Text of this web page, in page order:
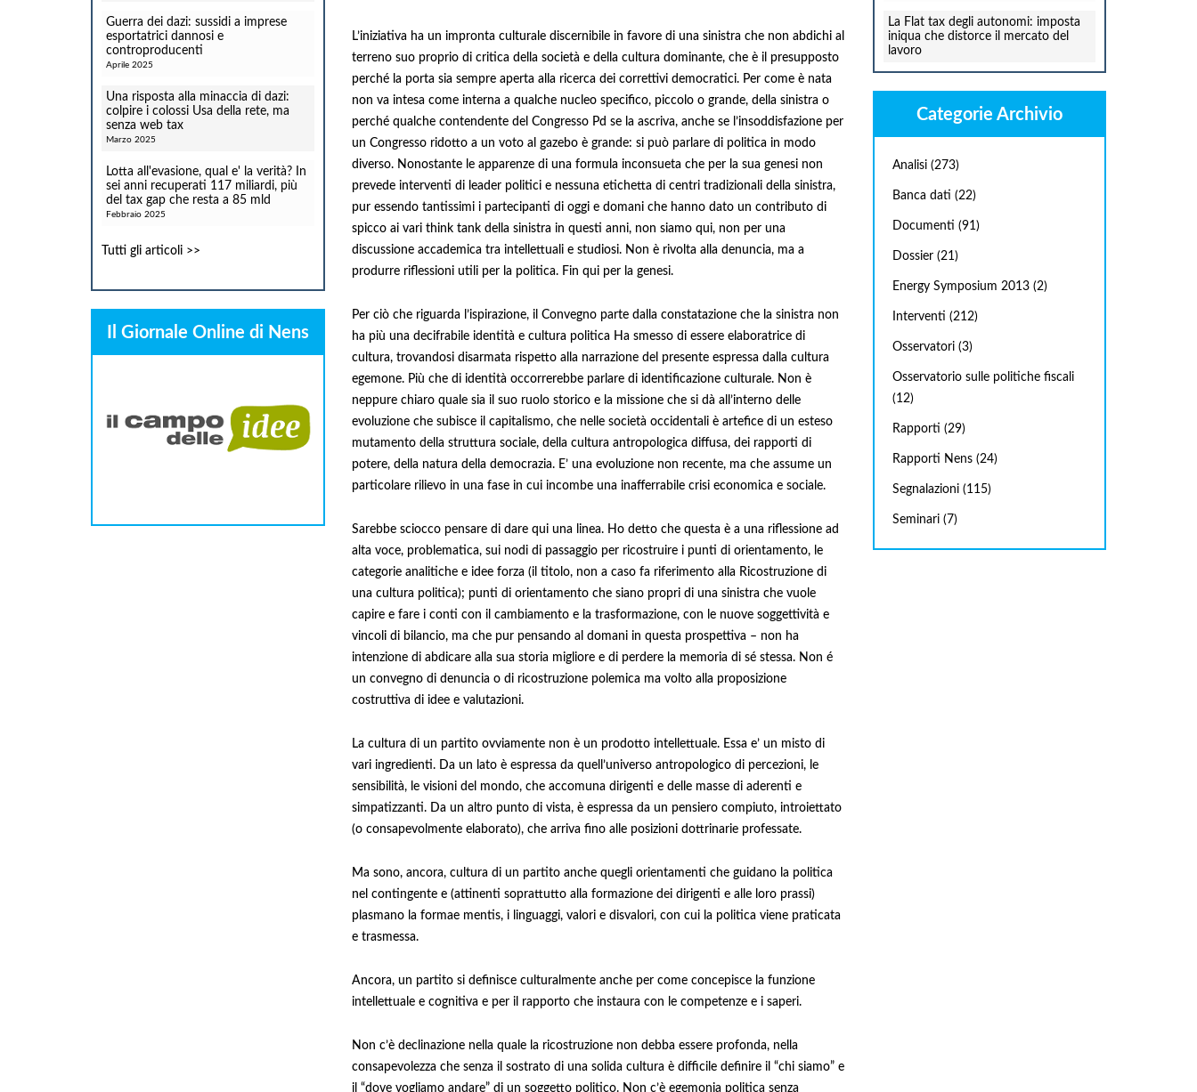
L’iniziativa ha un impronta culturale discernibile in favore di una sinistra che non abdichi al
terreno suo proprio di critica della società e della cultura dominante, che è il presupposto
perché la porta sia sempre aperta alla ricerca dei correttivi democratici. Per come è nata
non va intesa come interna a qualche nucleo specifico, piccolo o grande, della sinistra o
perché qualche contendente del Congresso Pd se la ascriva, anche se l’insoddisfazione per
un Congresso ridotto a un voto al gazebo è grande: si può parlare di politica in modo
diverso. Nonostante le apparenze di una formula inconsueta che per la sua genesi non
prevede interventi di leader politici e nessuna etichetta di centri tradizionali della sinistra,
pur essendo tantissimi i partecipanti di oggi e domani che hanno dato un contributo di
spicco ai vari think tank della sinistra in questi anni, non siamo qui, non per una
discussione accademica tra intellettuali e studiosi. Non è rivolta alla denuncia, ma a
produrre riflessioni utili per la politica. Fin qui per la genesi.
Per ciò che riguarda l’ispirazione, il Convegno parte dalla constatazione che la sinistra non
ha più una decifrabile identità e cultura politica Ha smesso di essere elaboratrice di
cultura, trovandosi disarmata rispetto alla narrazione del presente espressa dalla cultura
egemone. Più che di identità occorrerebbe parlare di identificazione culturale. Non è
neppure chiaro quale sia il suo ruolo storico e la missione che si dà all’interno delle
evoluzione che subisce il capitalismo, che nelle società occidentali è artefice di un esteso
mutamento della struttura sociale, della cultura antropologica diffusa, dei rapporti di
potere, della natura della democrazia. E’ una evoluzione non recente, ma che assume un
particolare rilievo in una fase in cui incombe una inafferrabile crisi economica e sociale.
Sarebbe sciocco pensare di dare qui una linea. Ho detto che questa è a una riflessione ad
alta voce, problematica, sui nodi di passaggio per ricostruire i punti di orientamento, le
categorie analitiche e idee forza (il titolo, non a caso fa riferimento alla Ricostruzione di
una cultura politica); punti di orientamento che siano propri di una sinistra che vuole
capire e fare i conti con il cambiamento e la trasformazione, con le nuove soggettività e
vincoli di bilancio, ma che pur pensando al domani in questa prospettiva – non ha
intenzione di abdicare alla sua storia migliore e di perdere la memoria di sé stessa. Non é
un convegno di denuncia o di ricostruzione polemica ma volto alla proposizione
costruttiva di idee e valutazioni.
La cultura di un partito ovviamente non è un prodotto intellettuale. Essa e’ un misto di
vari ingredienti. Da un lato è espressa da quell’universo antropologico di percezioni, le
sensibilità, le visioni del mondo, che accomuna dirigenti e delle masse di aderenti e
simpatizzanti. Da un altro punto di vista, è espressa da un pensiero compiuto, introiettato
(o consapevolmente elaborato), che arriva fino alle posizioni dottrinarie professate.
Ma sono, ancora, cultura di un partito anche quegli orientamenti che guidano la politica
nel contingente e (attinenti soprattutto alla formazione dei dirigenti e alle loro prassi)
plasmano la formae mentis, i linguaggi, valori e disvalori, con cui la politica viene praticata
e trasmessa.
Ancora, un partito si definisce culturalmente anche per come concepisce la funzione
intellettuale e cognitiva e per il rapporto che instaura con le competenze e i saperi.
Non c’è declinazione nella quale la ricostruzione non debba essere profonda, nella
consapevolezza che senza il sostrato di una solida cultura è difficile definire il “chi siamo” e
il “dove vogliamo andare” di un soggetto politico. Non c’è egemonia politica senza
Guerra dei dazi: sussidi a imprese
esportatrici dannosi e
controproducenti
Aprile 2025
Una risposta alla minaccia di dazi:
colpire i colossi Usa della rete, ma
senza web tax
Marzo 2025
Lotta all'evasione, qual e' la verità? In
sei anni recuperati 117 miliardi, più
del tax gap che resta a 85 mld
Febbraio 2025
Tutti gli articoli >>
Il Giornale Online di Nens
La Flat tax degli autonomi: imposta
iniqua che distorce il mercato del
lavoro
Categorie Archivio
Analisi (273)
Banca dati (22)
Documenti (91)
Dossier (21)
Energy Symposium 2013 (2)
Interventi (212)
Osservatori (3)
Osservatorio sulle politiche fiscali
(12)
Rapporti (29)
Rapporti Nens (24)
Segnalazioni (115)
Seminari (7)